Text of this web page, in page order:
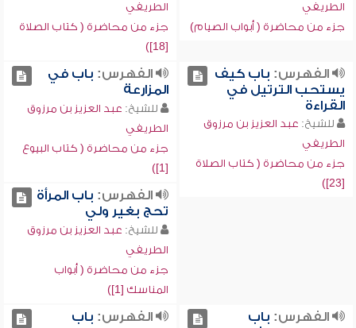
الطريفي
جزء من محاضرة ( أبواب الصيام)
الطريفي
جزء من محاضرة ( كتاب الصلاة
[18])
الفهرس: باب كيف
يستحب الترتيل في
القراءة
للشيخ: عبد العزيز بن مرزوق
الطريفي
جزء من محاضرة ( كتاب الصلاة
[23])
الفهرس: باب في
المزارعة
للشيخ: عبد العزيز بن مرزوق
الطريفي
جزء من محاضرة ( كتاب البيوع
[1])
الفهرس: باب المرأة
تحج بغير ولي
للشيخ: عبد العزيز بن مرزوق
الطريفي
جزء من محاضرة ( أبواب
المناسك [1])
الفهرس: باب
الفهرس: باب